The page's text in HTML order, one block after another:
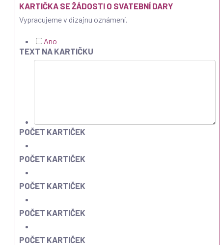
KARTIČKA SE ŽÁDOSTI O SVATEBNÍ DARY
Vypracujeme v dizajnu oznámení.
Ano
TEXT NA KARTIČKU
POČET KARTIČEK
POČET KARTIČEK
POČET KARTIČEK
POČET KARTIČEK
POČET KARTIČEK